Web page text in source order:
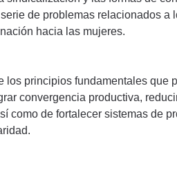
de problemas relacionados
hacia las mujeres.
los principios fundamentales que
convergencia productiva,
como de fortalecer sistemas de